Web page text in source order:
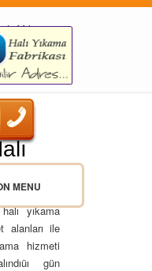
MENU
Yıkama
yıkama
alanları ile
hizmeti
gün